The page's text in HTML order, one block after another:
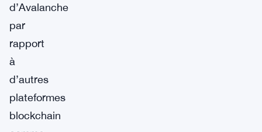
d’Avalanche
par
rapport
à
d’autres
plateformes
blockchain